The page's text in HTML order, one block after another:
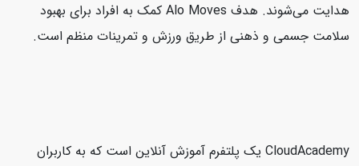
هدایت می‌شوند. هدف Alo Moves کمک به افراد برای بهبود
سلامت جسمی و ذهنی از طریق ورزش و تمرینات منظم است.
CloudAcademy یک پلتفرم آموزش آنلاین است که به کاربران